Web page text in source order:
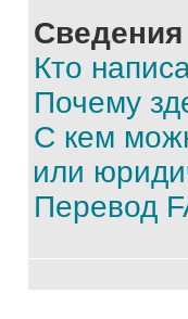
Кто
Почему
С кем
или
Перевод